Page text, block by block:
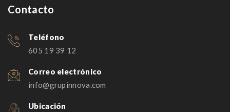
Contacto
Teléfono
605 19 39 12
Correo electrónico
info@grupinnova.com
Ubicación